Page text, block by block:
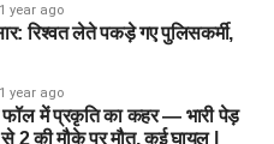
1 year ago
रिश्वत लेते पकड़े गए पुलिसकर्मी,
1 year ago
फॉल में प्रकृति का कहर — भारी पेड़
2 की मौके पर मौत, कई घायल |